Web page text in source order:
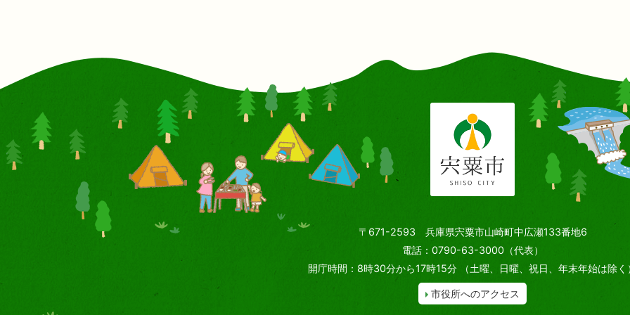
〒671-2593 兵庫県宍粟市山崎町中広瀬133番地6
電話：0790-63-3000（代表）
開庁時間：8時30分から17時15分
（土曜、日曜、祝日、年末年始は除く
市役所へのアクセス